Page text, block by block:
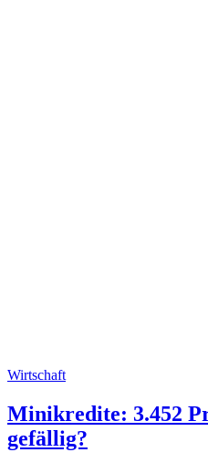
Wirtschaft
Minikredite: 3.452
gefällig?